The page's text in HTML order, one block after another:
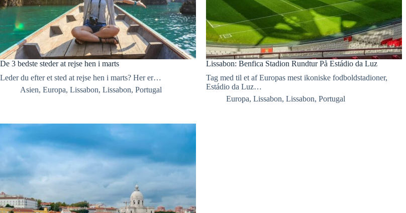
De 3 bedste steder at rejse hen i marts
Leder du efter et sted at rejse hen i marts? Her er…
Asien, Europa, Lissabon, Lissabon, Portugal
Lissabon: Benfica Stadion Rundtur På Estádio da Luz
Tag med til et af Europas mest ikoniske fodboldstadioner,
Estádio da Luz…
Europa, Lissabon, Lissabon, Portugal